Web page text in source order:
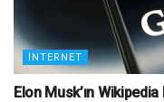
İNTERNET
Elon Musk’ın